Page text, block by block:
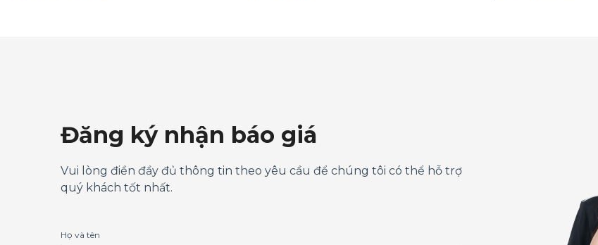
Đăng ký nhận báo giá
Vui lòng điền đầy đủ thông tin theo yêu cầu để chúng tôi có thể hỗ trợ
quý khách tốt nhất.
Họ và tên